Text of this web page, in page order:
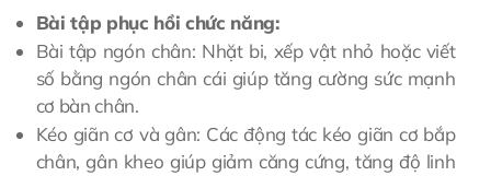
Bài tập phục hồi chức năng:
Bài tập ngón chân: Nhặt bi, xếp vật nhỏ hoặc viết
số bằng ngón chân cái giúp tăng cường sức mạnh
cơ bàn chân.
Kéo giãn cơ và gân: Các động tác kéo giãn cơ bắp
chân, gân kheo giúp giảm căng cứng, tăng độ linh